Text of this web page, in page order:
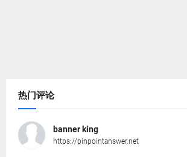
热门评论
banner king
https://pinpointanswer.net